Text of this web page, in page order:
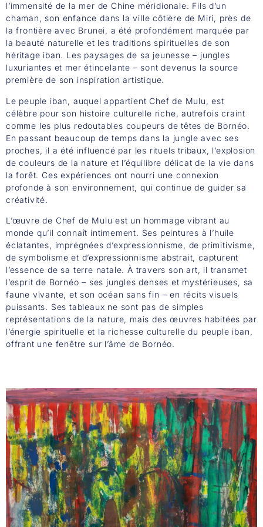
l’immensité de la mer de Chine méridionale. Fils d’un
chaman, son enfance dans la ville côtière de Miri, près de
la frontière avec Brunei, a été profondément marquée par
la beauté naturelle et les traditions spirituelles de son
héritage iban. Les paysages de sa jeunesse – jungles
luxuriantes et mer étincelante – sont devenus la source
première de son inspiration artistique.
Le peuple iban, auquel appartient Chef de Mulu, est
célèbre pour son histoire culturelle riche, autrefois craint
comme les plus redoutables coupeurs de têtes de Bornéo.
En passant beaucoup de temps dans la jungle avec ses
proches, il a été influencé par les rituels tribaux, l’explosion
de couleurs de la nature et l’équilibre délicat de la vie dans
la forêt. Ces expériences ont nourri une connexion
profonde à son environnement, qui continue de guider sa
créativité.
L’œuvre de Chef de Mulu est un hommage vibrant au
monde qu’il connaît intimement. Ses peintures à l’huile
éclatantes, imprégnées d’expressionnisme, de primitivisme,
de symbolisme et d’expressionnisme abstrait, capturent
l’essence de sa terre natale. À travers son art, il transmet
l’esprit de Bornéo – ses jungles denses et mystérieuses, sa
faune vivante, et son océan sans fin – en récits visuels
puissants. Ses tableaux ne sont pas de simples
représentations de la nature, mais des œuvres habitées par
l’énergie spirituelle et la richesse culturelle du peuple iban,
offrant une fenêtre sur l’âme de Bornéo.